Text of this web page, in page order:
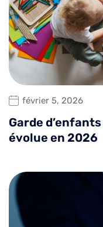
février 5, 2026
Garde
évolue en 2026